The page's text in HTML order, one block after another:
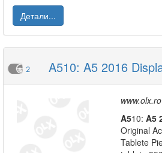
Детали...
2 A510: A5 2016
www.olx.ro
A510: A5
Original
Tablete